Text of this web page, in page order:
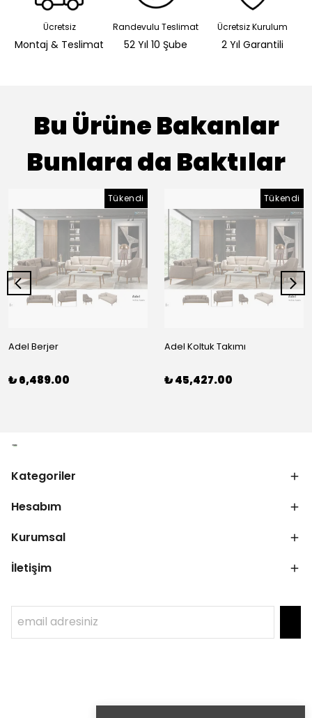
Ücretsiz
Montaj & Teslimat
Randevulu Teslimat
52 Yıl 10 Şube
Ücretsiz Kurulum
2 Yıl Garantili
Bu Ürüne Bakanlar
Bunlara da Baktılar
Tükendi
Adel Berjer
₺ 6,489.00
Tükendi
Adel Koltuk Takımı
₺ 45,427.00
Kategoriler
Hesabım
Kurumsal
İletişim